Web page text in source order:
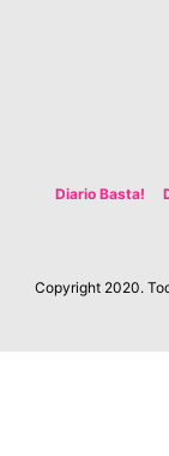
Diario Basta!
Copyright 2020.